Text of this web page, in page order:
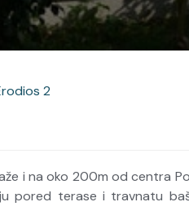
2
i na oko 200m od centra
pored terase i travnatu